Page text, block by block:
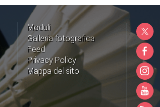
Moduli
Galleria fotografica
Feed
Privacy Policy
Mappa del sito